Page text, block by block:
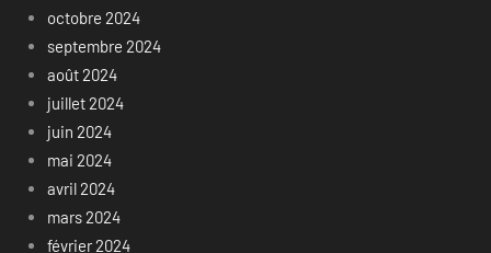
octobre 2024
septembre 2024
août 2024
juillet 2024
juin 2024
mai 2024
avril 2024
mars 2024
février 2024